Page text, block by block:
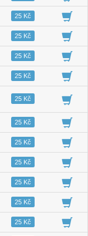
03:0925 Kč
02:0725 Kč
02:1125 Kč
02:3925 Kč
03:0325 Kč
03:1325 Kč
03:2025 Kč
03:0025 Kč
02:3925 Kč
03:2125 Kč
03:1225 Kč